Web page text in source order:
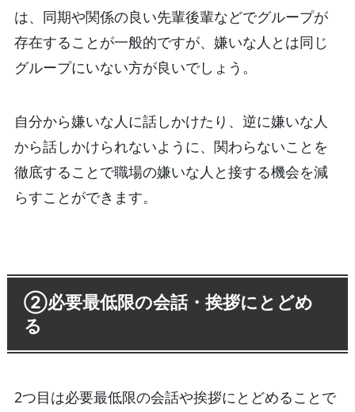
は、同期や関係の良い先輩後輩などでグループが
存在することが一般的ですが、嫌いな人とは同じ
グループにいない方が良いでしょう。
自分から嫌いな人に話しかけたり、逆に嫌いな人
から話しかけられないように、関わらないことを
徹底することで職場の嫌いな人と接する機会を減
らすことができます。
②必要最低限の会話・挨拶にとどめ
る
2つ目は必要最低限の会話や挨拶にとどめることで